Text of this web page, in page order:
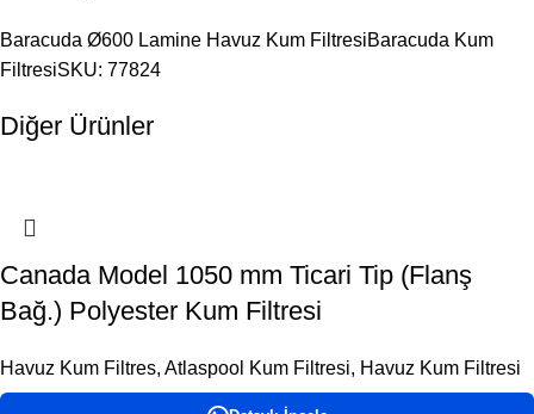
Baracuda Ø600 Lamine Havuz Kum FiltresiBaracuda Kum
FiltresiSKU: 77824
Diğer Ürünler
Canada Model 1050 mm Ticari Tip (Flanş
Bağ.) Polyester Kum Filtresi
Havuz Kum Filtres, Atlaspool Kum Filtresi, Havuz Kum Filtresi